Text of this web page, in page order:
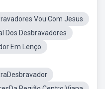
Vou Com Jesus
Dos Desbravadores
Em Lenço